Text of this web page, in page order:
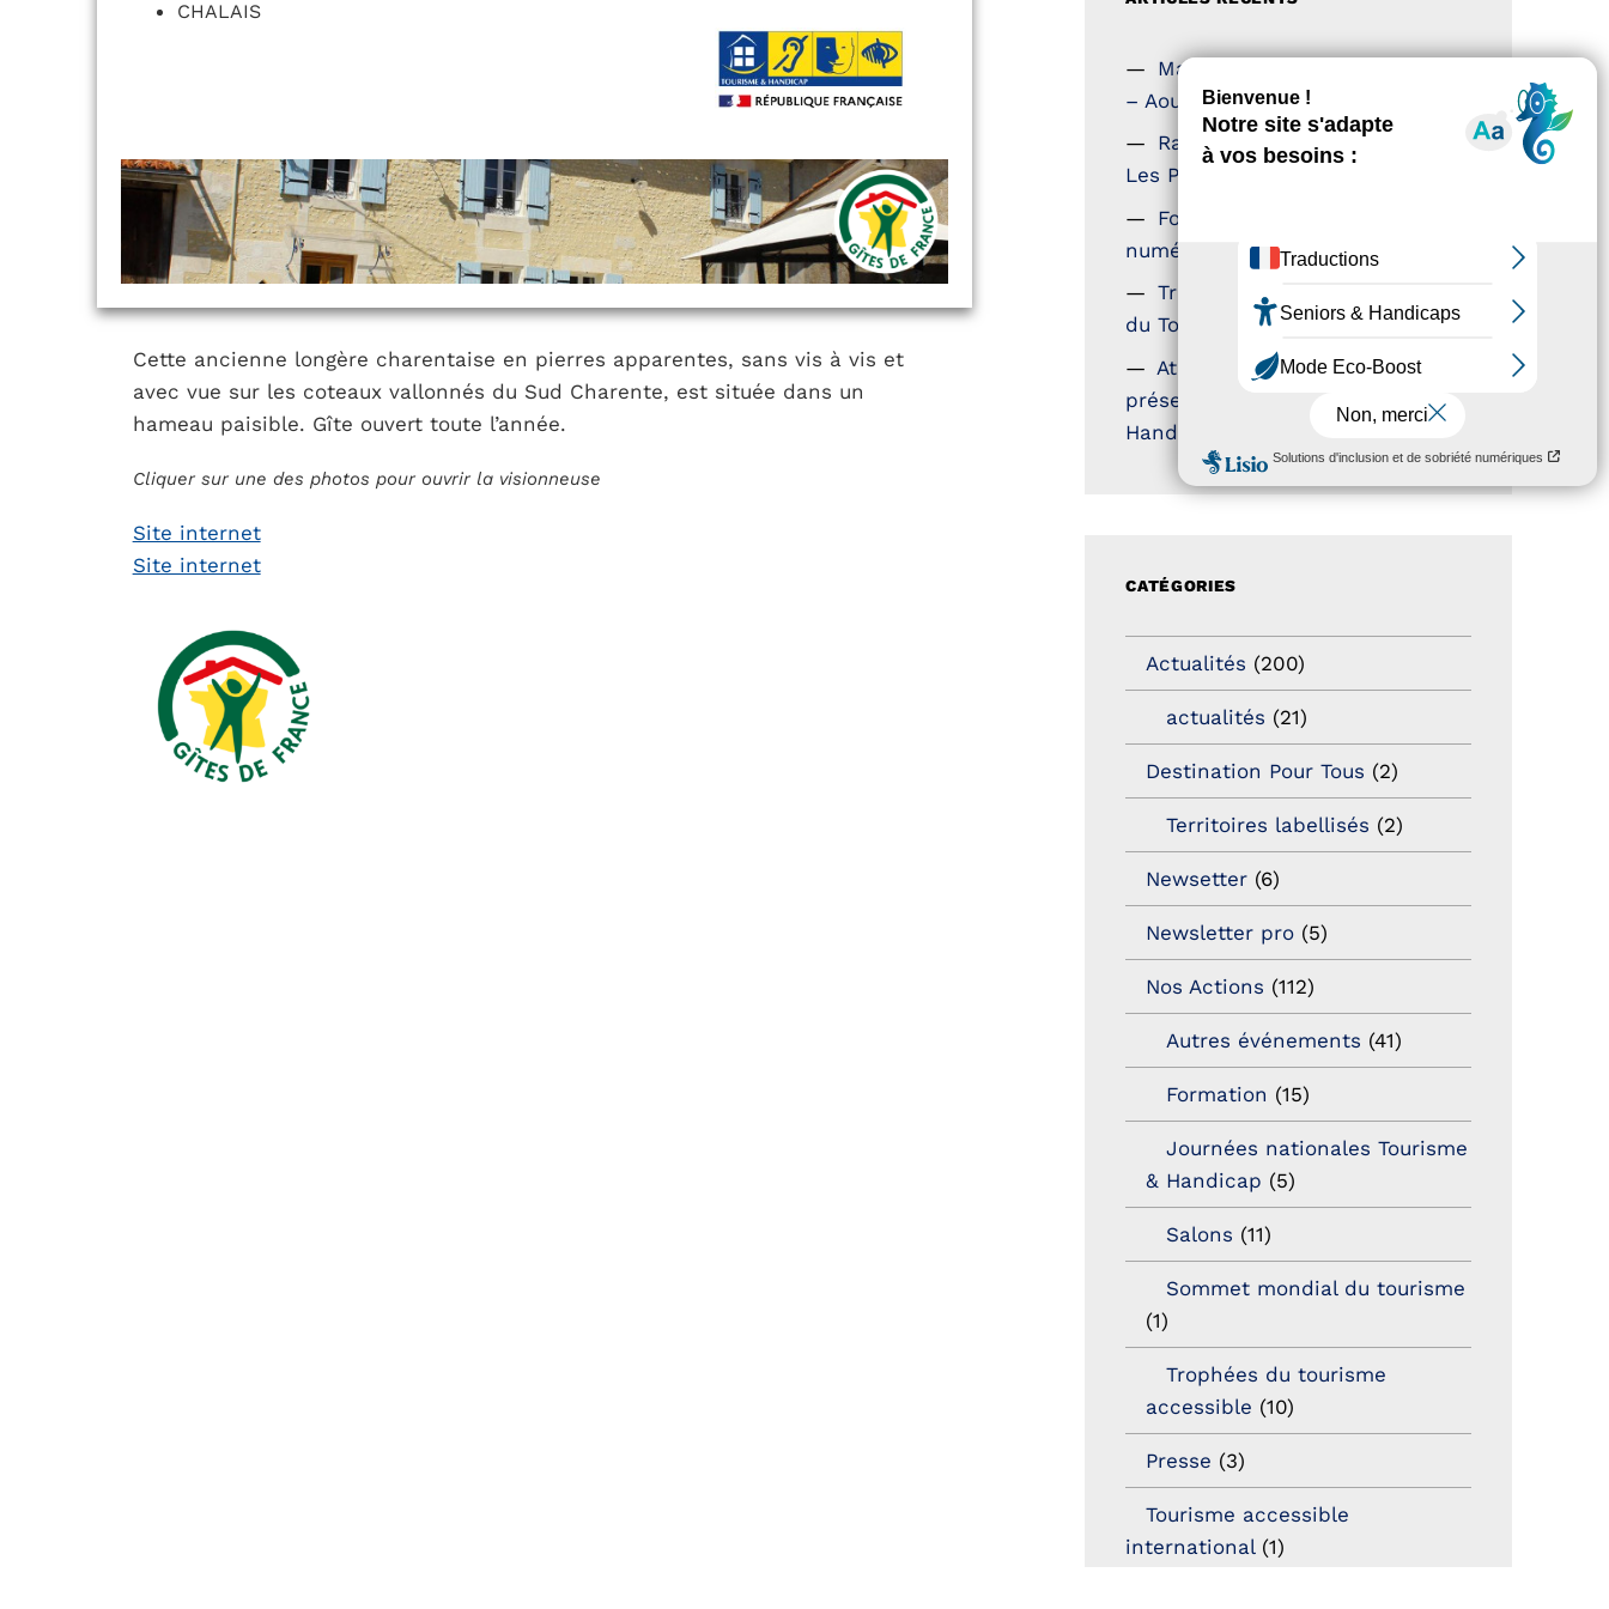
CHALAIS
Cette ancienne longère charentaise en pierres apparentes, sans vis à vis et
avec vue sur les coteaux vallonnés du Sud Charente, est située dans un
hameau paisible. Gîte ouvert toute l’année.
Cliquer sur une des photos pour ouvrir la visionneuse
Site internet
Site internet
Magazine Tourisme Accessible
– Aout 2026
Rallye Aicha des Gazelles –
Les Petillantes
Formation Communication
numérique
Trophées Horizons – Acteurs
du Tourisme Durable
Atout France – flyer
présentation label Tourisme &
Handicap
CATÉGORIES
Actualités (200)
actualités (21)
Destination Pour Tous (2)
Territoires labellisés (2)
Newsetter (6)
Newsletter pro (5)
Nos Actions (112)
Autres événements (41)
Formation (15)
Journées nationales Tourisme
& Handicap (5)
Salons (11)
Sommet mondial du tourisme
(1)
Trophées du tourisme
accessible (10)
Presse (3)
Tourisme accessible
international(1)